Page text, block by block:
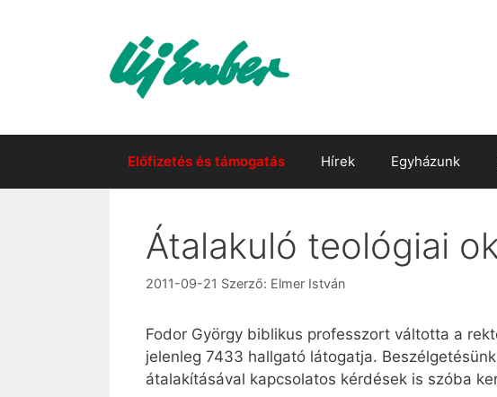
Előfizetés és támogatás Hírek Egyházunk
Átalakuló teológiai
2011-09-21 Szerző: Elmer István
Fodor György biblikus professzort váltotta a
jelenleg 7433 hallgató látogatja.
átalakításával kapcsolatos kérdések is szóba